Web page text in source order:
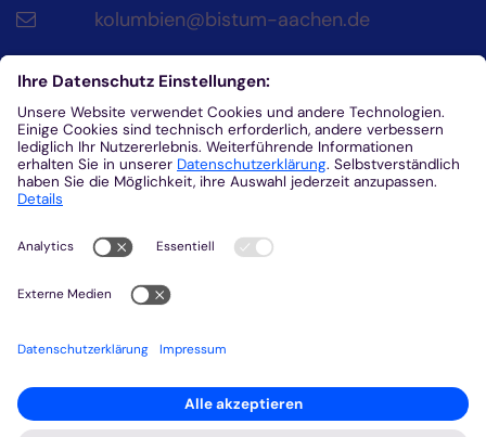
kolumbien@bistum-aachen.de
Kontakt
Diözesanrat der Katholik*innen im Bistum
Aachen
Klosterplatz 4
helena.fuhrmann@dr-aachen.de
Webseite